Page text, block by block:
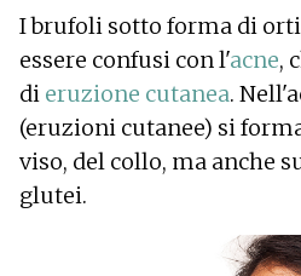
I brufoli sotto forma di
essere confusi con l'acne,
di eruzione cutanea.
(eruzioni cutanee) si
viso, del collo, ma anche
glutei.